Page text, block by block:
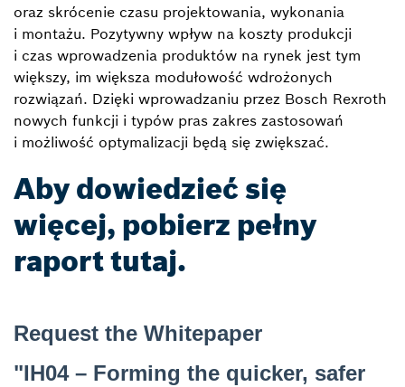
oraz skrócenie czasu projektowania, wykonania
i montażu. Pozytywny wpływ na koszty produkcji
i czas wprowadzenia produktów na rynek jest tym
większy, im większa modułowość wdrożonych
rozwiązań. Dzięki wprowadzaniu przez Bosch Rexroth
nowych funkcji i typów pras zakres zastosowań
i możliwość optymalizacji będą się zwiększać.
Aby dowiedzieć się
więcej, pobierz pełny
raport tutaj.